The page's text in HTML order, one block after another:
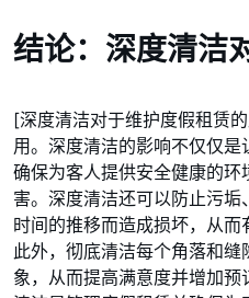
结论：深度清洁
[深度清洁对于维护度假租赁
用。深度清洁的影响不仅仅
确保为客人提供安全健康的
害。深度清洁还可以防止污
时间的推移而造成损坏，从而
此外，彻底清洁每个角落和
象，从而提高满意度并增加